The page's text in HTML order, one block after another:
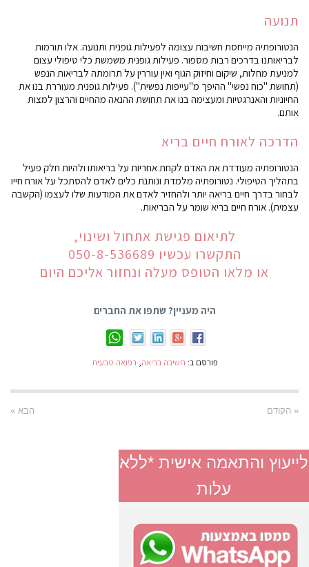
תנועה
הנטורופתיה מייחסת חשיבות עצומה לפעילות גופנית ותנועה. אלו תורמות
לבריאותנו בדרכים רבות מספור. פעילות גופנית משמשת כלי טיפולי עצום
למניעת מחלות, שיקום וחיזוק הגוף ואין עוררין על תרומתה לבריאות הנפש
(תחושת "כוח נפשי" ההיפך מ"עייפות נפשית"). פעילות גופנית מעוררת בנו את
החיוניות והאנרגטיות ומעצימה בנו את תחושת ההנאה מהחיים והרצון למצות
אותם.
הדרכה לאורח חיים בריא
הנטורופתיה מעודדת את האדם לקחת אחריות על בריאותו ולהיות חלק פעיל
בתהליך הטיפולי. נטורופתיה מלמדת ונותנת כלים לאדם להסתכל על אורח חייו
לבחור בדרך חיים בריאה יותר ולהחזיר לאדם את המודעות שלו לעצמו (הקשבה
עצמית). אורח חיים בריא שומר על הבריאות.
לתיאום פגישת אתחול ושינוי,
התקשרו עכשיו 050-8-536689
או מלאו הטופס מעלה ונחזור אליכם היום
היה מעניין? שתפו את החברים
פורסם ב: חשיבה בריאה, רפואה טבעית
« הקודם הבא »
לייעוץ והתאמה אישית *ללא
עלות